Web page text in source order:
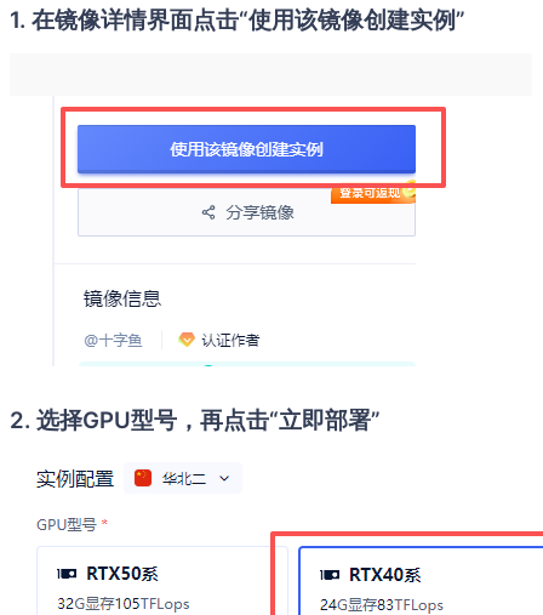
1. 在镜像详情界面点击“使用该镜像创建实例”
2. 选择GPU型号，再点击“立即部署”